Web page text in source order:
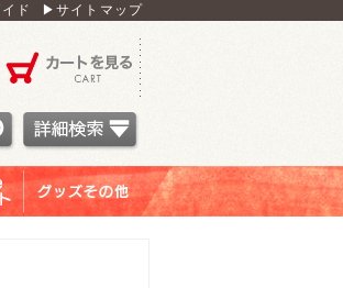
ド ▶サイトマップ